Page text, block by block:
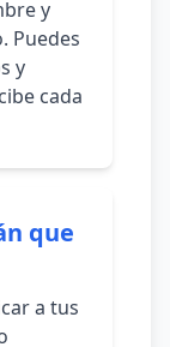
y
Puedes
y
cada
que
a tus